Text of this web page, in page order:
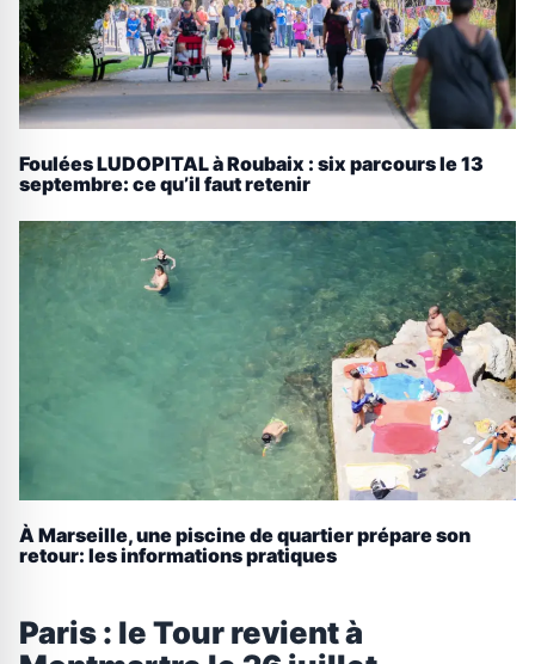
Foulées LUDOPITAL à Roubaix : six parcours le 13
septembre: ce qu’il faut retenir
À Marseille, une piscine de quartier prépare son
retour: les informations pratiques
Paris : le Tour revient à